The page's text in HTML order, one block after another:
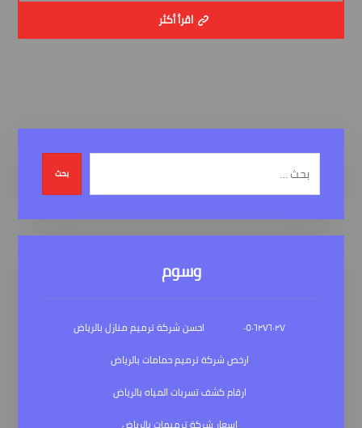
اقرأ أكثر
بحث
وسوم
٠٥٠٦٢٧٦٠٢٧
احسن شركة ترميم منازل بالرياض
ارخص شركة ترميم حمامات بالرياض
ارقام كشف تسربات المياه بالرياض
اسعار شركة ترميمات بالرياض